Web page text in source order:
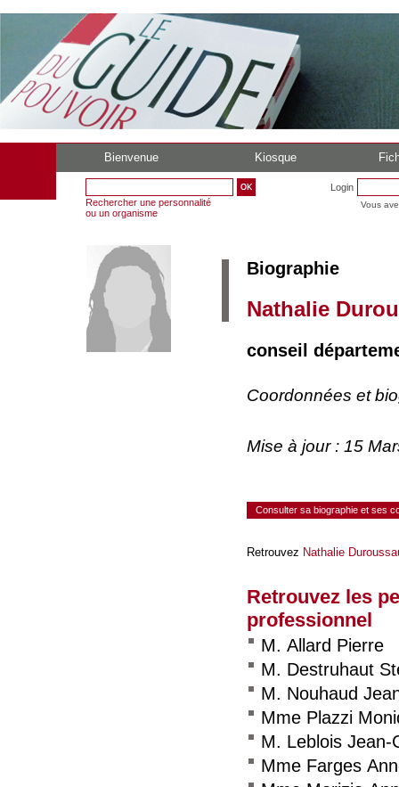
Bienvenue Kiosque
Rechercher une personnalité
ou un organisme
Login
Vous
Biographie
Nathalie
conseil
Coordonnées et
Mise à jour : 15
Consulter sa biographie et ses
Retrouvez Nathalie
Retrouvez les
professionnel
M. Allard Pierre
M. Destruhaut
M. Nouhaud
Mme Plazzi
M. Leblois Jean-
Mme Farges